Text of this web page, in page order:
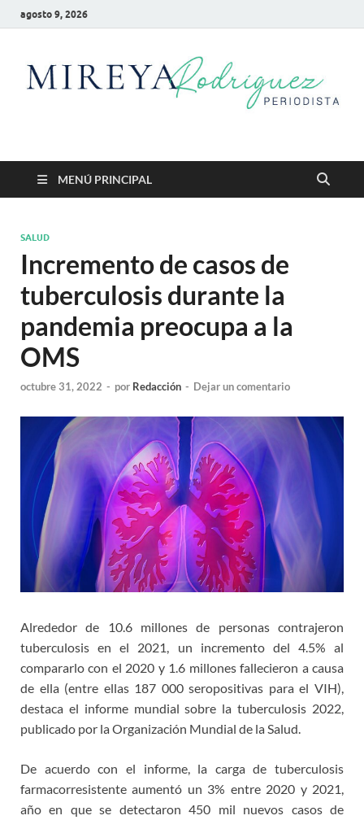
agosto 9, 2026
Mireya Rodriguez
MENÚ PRINCIPAL
SALUD
Incremento de casos de
tuberculosis durante la
pandemia preocupa a la
OMS
octubre 31, 2022 - por Redacción - Dejar un comentario
Alrededor de 10.6 millones de personas contrajeron
tuberculosis en el 2021, un incremento del 4.5% al
compararlo con el 2020 y 1.6 millones fallecieron a causa
de ella (entre ellas 187 000 seropositivas para el VIH),
destaca el informe mundial sobre la tuberculosis 2022,
publicado por la Organización Mundial de la Salud.
De acuerdo con el informe, la carga de tuberculosis
farmacorresistente aumentó un 3% entre 2020 y 2021,
año en que se detectaron 450 mil nuevos casos de